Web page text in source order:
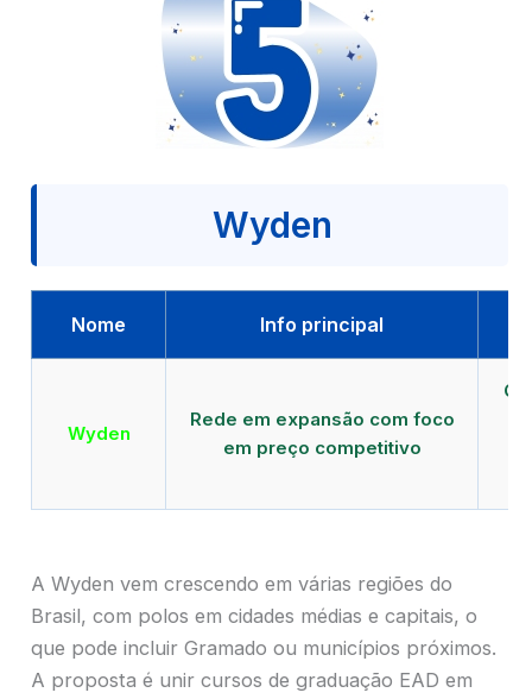
Wyden
Nome Info principal
Wyden
Rede em expansão com foco
em preço competitivo
A Wyden vem crescendo em várias regiões do
Brasil, com polos em cidades médias e capitais, o
que pode incluir Gramado ou municípios próximos.
A proposta é unir cursos de graduação EAD em